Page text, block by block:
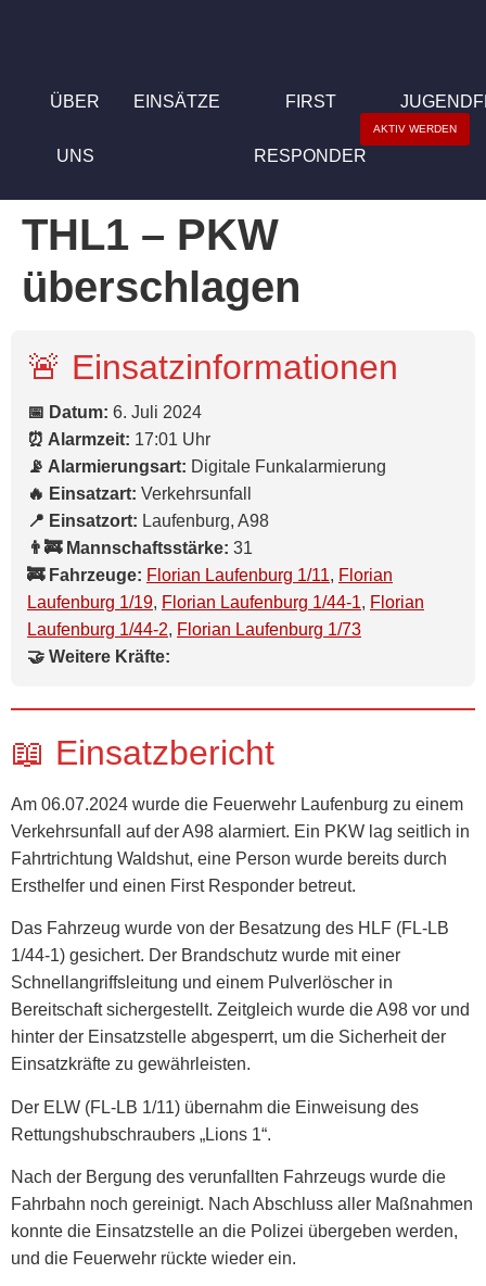
ÜBER
UNS
EINSÄTZE FIRST
RESPONDER
AKTIV WERDEN
THL1 – PKW
überschlagen
🚨 Einsatzinformationen
📅 Datum: 6. Juli 2024
⏰ Alarmzeit: 17:01 Uhr
📡 Alarmierungsart: Digitale Funkalarmierung
🔥 Einsatzart: Verkehrsunfall
📍 Einsatzort: Laufenburg, A98
👨‍🚒 Mannschaftsstärke: 31
🚒 Fahrzeuge: Florian Laufenburg 1/11, Florian
Laufenburg 1/19, Florian Laufenburg 1/44-1, Florian
Laufenburg 1/44-2, Florian Laufenburg 1/73
🤝 Weitere Kräfte:
📖 Einsatzbericht
Am 06.07.2024 wurde die Feuerwehr Laufenburg zu einem
Verkehrsunfall auf der A98 alarmiert. Ein PKW lag seitlich in
Fahrtrichtung Waldshut, eine Person wurde bereits durch
Ersthelfer und einen First Responder betreut.
Das Fahrzeug wurde von der Besatzung des HLF (FL-LB
1/44-1) gesichert. Der Brandschutz wurde mit einer
Schnellangriffsleitung und einem Pulverlöscher in
Bereitschaft sichergestellt. Zeitgleich wurde die A98 vor und
hinter der Einsatzstelle abgesperrt, um die Sicherheit der
Einsatzkräfte zu gewährleisten.
Der ELW (FL-LB 1/11) übernahm die Einweisung des
Rettungshubschraubers „Lions 1“.
Nach der Bergung des verunfallten Fahrzeugs wurde die
Fahrbahn noch gereinigt. Nach Abschluss aller Maßnahmen
konnte die Einsatzstelle an die Polizei übergeben werden,
und die Feuerwehr rückte wieder ein.